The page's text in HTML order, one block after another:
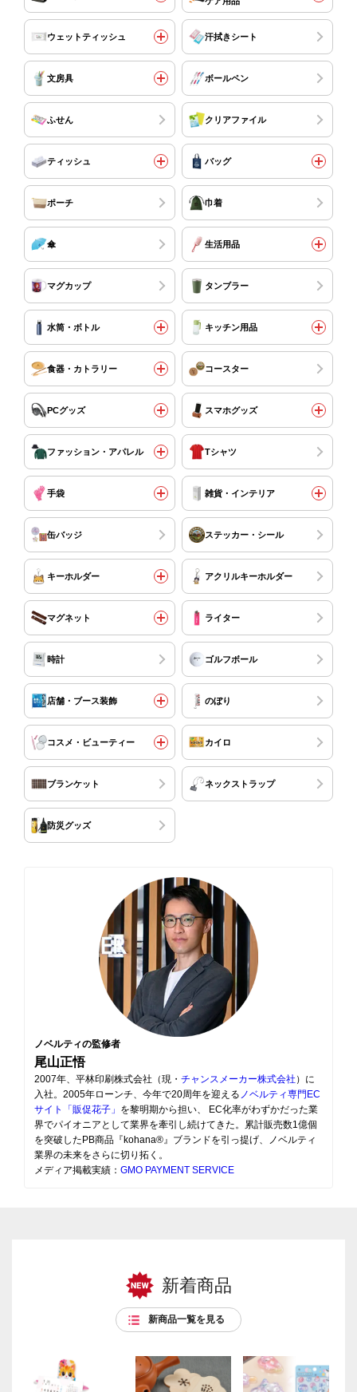
ウェットティッシュ 汗拭きシート
文房具 ボールペン
ふせん クリアファイル
ティッシュ バッグ
ポーチ 巾着
傘 生活用品
マグカップ タンブラー
水筒・ボトル キッチン用品
食器・カトラリー コースター
PCグッズ スマホグッズ
ファッション・アパレル Tシャツ
手袋 雑貨・インテリア
缶バッジ ステッカー・シール
キーホルダー アクリルキーホルダー
マグネット ライター
時計 ゴルフボール
店舗・ブース装飾 のぼり
コスメ・ビューティー カイロ
ブランケット ネックストラップ
防災グッズ
ノベルティの監修者
尾山正悟
2007年、平林印刷株式会社（現・ チャンスメーカー株式会社 ）に
入社。2005年ローンチ、今年で20周年を迎える ノベルティ専門EC
サイト「販促花子」 を黎明期から担い、 EC化率がわずかだった業
界でパイオニアとして業界を牽引し続けてきた。累計販売数1億個
を突破したPB商品『kohana®』ブランドを引っ提げ、ノベルティ
業界の未来をさらに切り拓く。
メディア掲載実績： GMO PAYMENT SERVICE
新着商品
新商品一覧を見る